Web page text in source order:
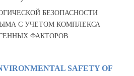
БЕЗОПАСНОСТИ
С УЧЕТОМ КОМПЛЕКСА
ФАКТОРОВ
SAFETY OF